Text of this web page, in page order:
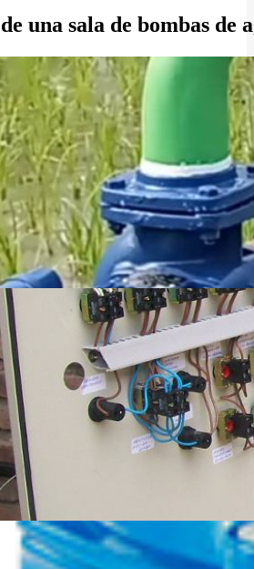
una sala de bombas de